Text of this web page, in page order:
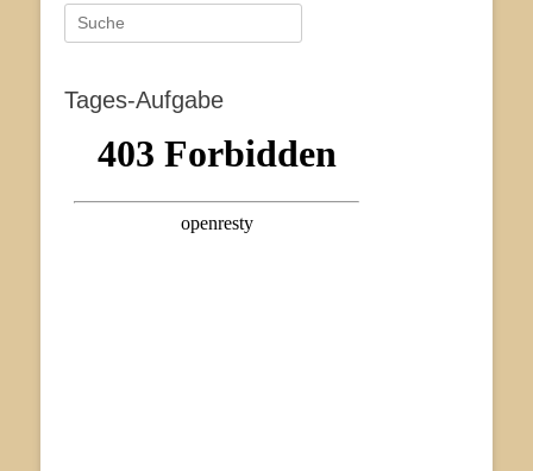
Suche
nach:
Tages-Aufgabe